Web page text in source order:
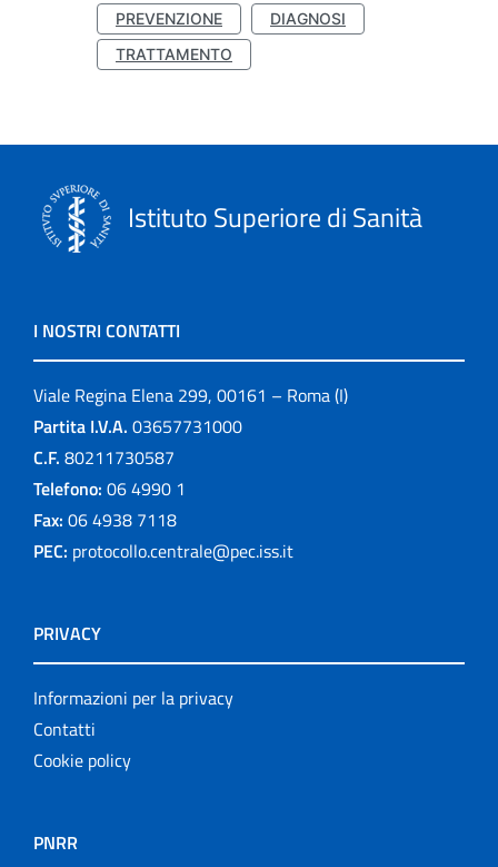
PREVENZIONE
DIAGNOSI
TRATTAMENTO
Istituto Superiore di Sanità
I NOSTRI CONTATTI
Viale Regina Elena 299, 00161 – Roma (I)
Partita I.V.A. 03657731000
C.F. 80211730587
Telefono: 06 4990 1
Fax: 06 4938 7118
PEC: protocollo.centrale@pec.iss.it
PRIVACY
Informazioni per la privacy
Contatti
Cookie policy
PNRR